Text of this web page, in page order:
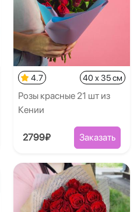
4.7 40 x 35 см
Розы красные 21 шт из
Кении
2799₽ Заказать